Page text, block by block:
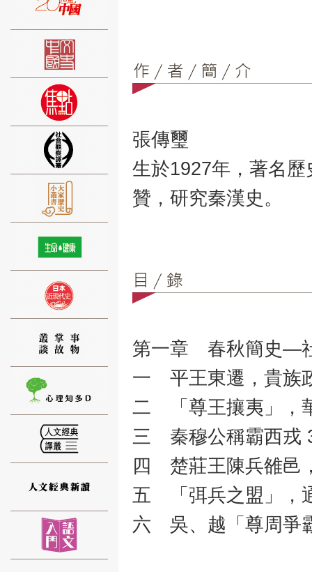
⑫
張傳璽
生於1927年，著名
贊，研究秦漢史。
第一章 春秋簡史—
一 平王東遷，貴族
二 「尊王攘夷」，
三 秦穆公稱霸西戎
四 楚莊王陳兵雒邑
五 「弭兵之盟」，
六 吳、越「尊周爭